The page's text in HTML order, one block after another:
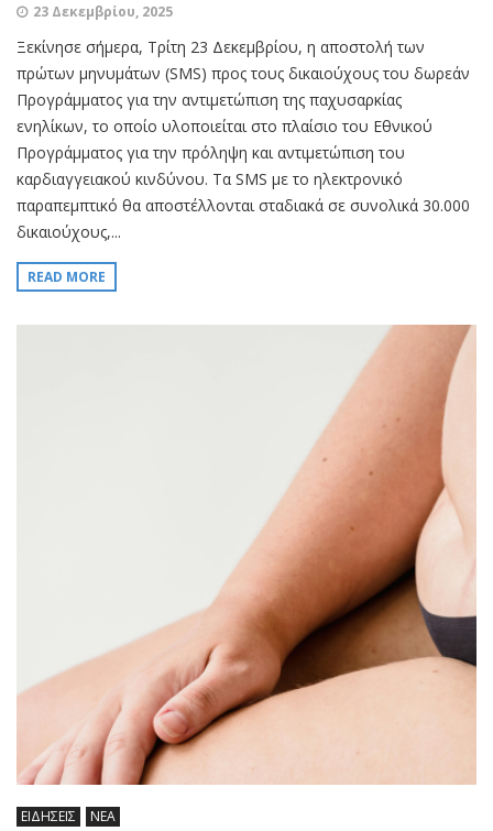
23 Δεκεμβρίου, 2025
Ξεκίνησε σήμερα, Τρίτη 23 Δεκεμβρίου, η αποστολή των
πρώτων μηνυμάτων (SMS) προς τους δικαιούχους του δωρεάν
Προγράμματος για την αντιμετώπιση της παχυσαρκίας
ενηλίκων, το οποίο υλοποιείται στο πλαίσιο του Εθνικού
Προγράμματος για την πρόληψη και αντιμετώπιση του
καρδιαγγειακού κινδύνου. Τα SMS με το ηλεκτρονικό
παραπεμπτικό θα αποστέλλονται σταδιακά σε συνολικά 30.000
δικαιούχους,...
READ MORE
ΕΙΔΗΣΕΙΣ ΝΕΑ